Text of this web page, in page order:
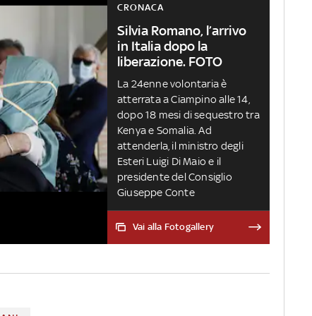
CRONACA
Silvia Romano, l’arrivo
in Italia dopo la
liberazione. FOTO
La 24enne volontaria è
atterrata a Ciampino alle 14,
dopo 18 mesi di sequestro tra
Kenya e Somalia. Ad
attenderla, il ministro degli
Esteri Luigi Di Maio e il
presidente del Consiglio
Giuseppe Conte
Vai alla Fotogallery